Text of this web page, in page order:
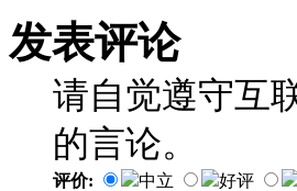
发表评论
请自觉遵守互
的言论。
评价: 中立 好评